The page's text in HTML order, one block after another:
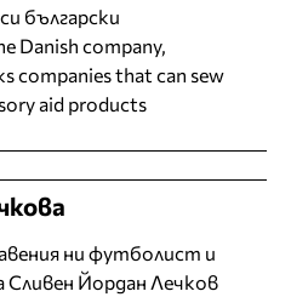
български
Danish company,
companies that can sew
aid products
ни футболист и
Йордан Лечков